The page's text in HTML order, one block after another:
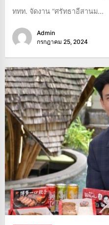
ททท. จัดงาน “ศรัทธาอีสานม...
Admin
กรกฎาคม 25, 2024